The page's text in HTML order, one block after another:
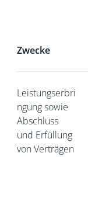
Zwecke
Leistungserbri
ngung sowie
Abschluss
und Erfüllung
von Verträgen